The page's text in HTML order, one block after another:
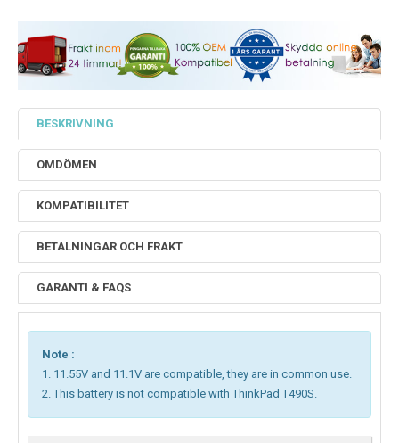
BESKRIVNING
OMDÖMEN
KOMPATIBILITET
BETALNINGAR OCH FRAKT
GARANTI & FAQS
Note :
1. 11.55V and 11.1V are compatible, they are in common use.
2. This battery is not compatible with ThinkPad T490S.